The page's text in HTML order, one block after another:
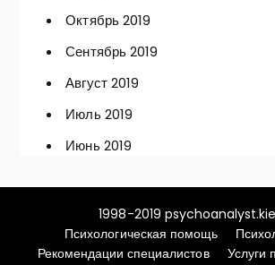
Октябрь 2019
Сентябрь 2019
Август 2019
Июль 2019
Июнь 2019
1998-2019
Психологическая помощь
Рекомендации специалистов
Услуги